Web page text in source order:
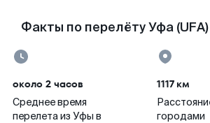
Факты по перелёту Уфа
около 2 часов
Среднее время
перелета из Уфы в
1117 км
городами